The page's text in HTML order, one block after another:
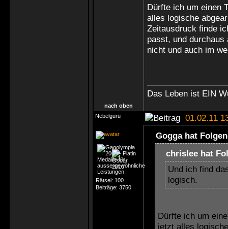
Dürfte ich um einen
alles logische
Zeitausdruck finde
passt, und durchaus
nicht und auch im
Das Leben ist EIN
nach oben
Nebelguru
01.02.11
Rätsel: 100
Beiträge: 3750
Gogga hat
chrislee hat
Und ich find
logisch.
Dürfte ich um
jetzt alles